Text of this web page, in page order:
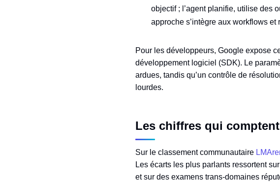
objectif ; l’agent planifie, utilise des
approche s’intègre aux workflows
Pour les développeurs, Google expose
développement logiciel (SDK). Le
ardues, tandis qu’un contrôle de
lourdes.
Les chiffres qui
Sur le classement communautaire
Les écarts les plus parlants ressortent
et sur des examens trans‑domaines